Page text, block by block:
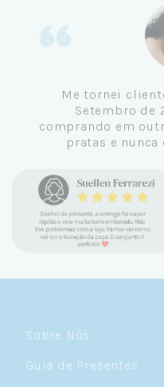
Me tornei
Setembro de
comprando em
pratas e
encontrar a
personalizado,
mimos e brindes
e amo demais as
um brilho incrível
Sobre Nós
Guia de Presentes